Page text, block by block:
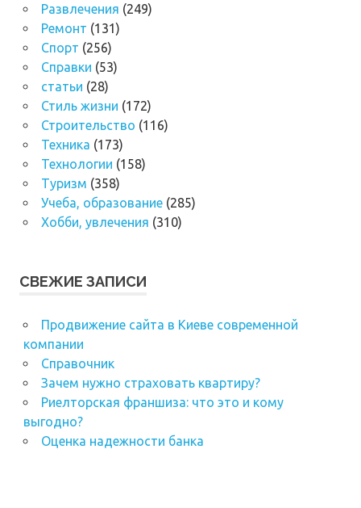
Развлечения (249)
Ремонт (131)
Спорт (256)
Справки (53)
статьи (28)
Стиль жизни (172)
Строительство (116)
Техника (173)
Технологии (158)
Туризм (358)
Учеба, образование(285)
Хобби, увлечения (310)
СВЕЖИЕ ЗАПИСИ
Продвижение сайта в Киеве современной
компании
Справочник
Зачем нужно страховать квартиру?
Риелторская франшиза: что это и кому
выгодно?
Оценка надежности банка